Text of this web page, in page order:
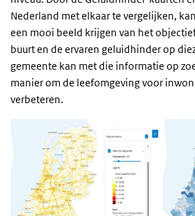
Nederland met elkaar te vergelijken,
een mooi beeld krijgen van het
buurt en de ervaren geluidhinder op
gemeente kan met die informatie op
manier om de leefomgeving voor
verbeteren.